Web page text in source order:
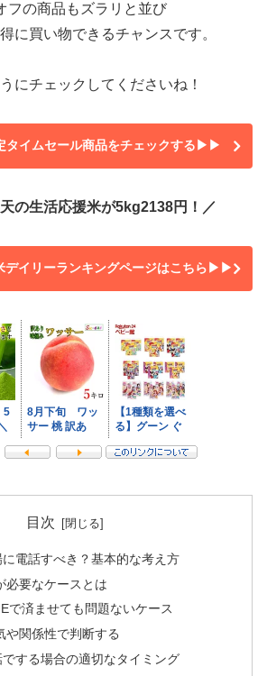
フの商品もズラリと並び
に買い物できるチャンスです。
にチェックしてくださいね！
タイムセール商品をチェックする▶▶
の生活応援米が5kg2138円！／
デイリーランキングページはこちら▶▶
目次
電話すべき？基本的な考え方
必要なケースとは
で済ませても問題ないケース
や関係性で判断する
する場合の適切なタイミング